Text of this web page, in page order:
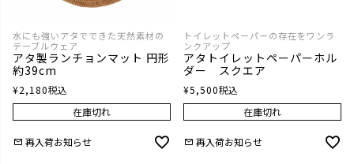
水にも強いアタでできた天然素材の
テーブルウェア
アタ製ランチョンマット 円形
約39cm
¥2,180税込
在庫切れ
再入荷お知らせ
トイレットペーパーの存在をワンラ
ンクアップ
アタトイレットペーパーホル
ダー スクエア
¥5,500税込
在庫切れ
再入荷お知らせ